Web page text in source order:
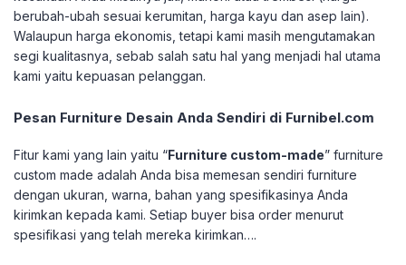
berubah-ubah sesuai kerumitan, harga kayu dan asep lain).
Walaupun harga ekonomis, tetapi kami masih mengutamakan
segi kualitasnya, sebab salah satu hal yang menjadi hal utama
kami yaitu kepuasan pelanggan.
Pesan Furniture Desain Anda Sendiri di Furnibel.com
Fitur kami yang lain yaitu “Furniture custom-made” furniture
custom made adalah Anda bisa memesan sendiri furniture
dengan ukuran, warna, bahan yang spesifikasinya Anda
kirimkan kepada kami. Setiap buyer bisa order menurut
spesifikasi yang telah mereka kirimkan….